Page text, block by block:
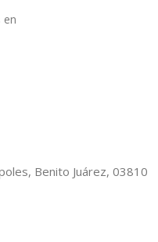
en
Benito Juárez, 03810